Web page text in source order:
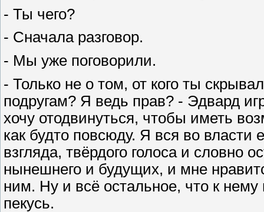
- Ты чего?
- Сначала разговор.
- Мы уже поговорили.
- Только не о том, от кого ты
подругам? Я ведь прав? - Эдвард
хочу отодвинуться, чтобы иметь
как будто повсюду. Я вся во власти
взгляда, твёрдого голоса и
нынешнего и будущих, и мне
ним. Ну и всё остальное, что к нему
пекусь.